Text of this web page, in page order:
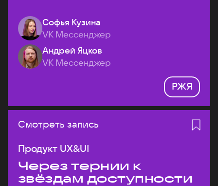
Софья Кузина
VK Мессенджер
Андрей Яцков
VK Мессенджер
РЖЯ
Смотреть запись
Продукт UX&UI
Через тернии к
звёздам доступности